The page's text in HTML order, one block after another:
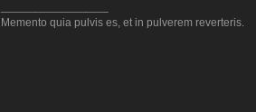
Memento quia pulvis es, et in pulverem reverteris.